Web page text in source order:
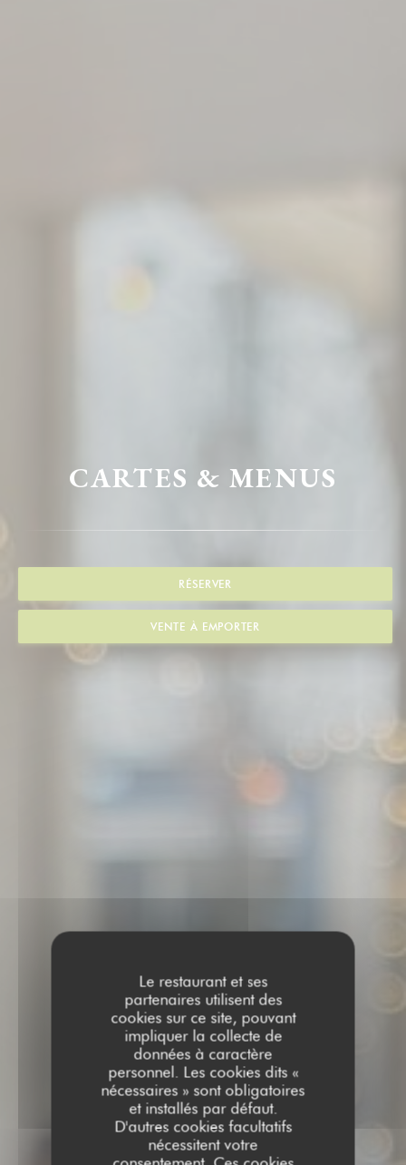
Le restaurant et ses
partenaires utilisent des
cookies sur ce site, pouvant
impliquer la collecte de
données à caractère
personnel. Les cookies dits «
nécessaires » sont obligatoires
et installés par défaut.
D'autres cookies facultatifs
nécessitent votre
CARTES & MENUS
RÉSERVER
VENTE À EMPORTER